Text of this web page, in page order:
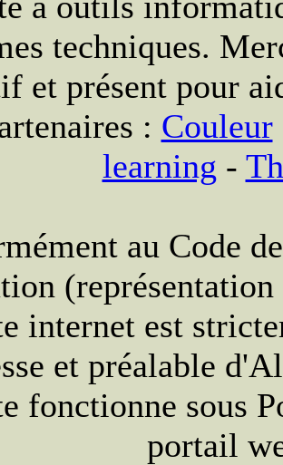
techniques.
et présent pour
: Couleur
learning -
au Code
internet est
et préalable
fonctionne sous
portail